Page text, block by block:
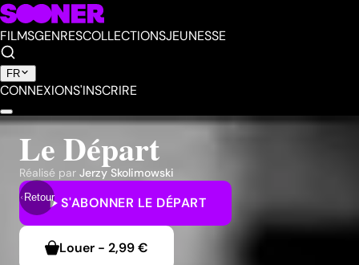
FILMSGENRESCOLLECTIONSJEUNESSE
FR
CONNEXIONS'INSCRIRE
Retour
Le Départ
Réalisé par Jerzy Skolimowski
S'ABONNER LE DÉPART
Louer - 2,99 €